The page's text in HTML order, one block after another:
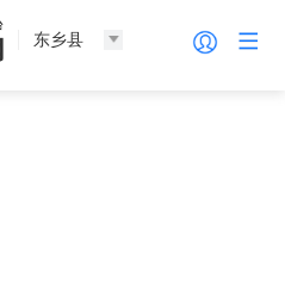
东乡县